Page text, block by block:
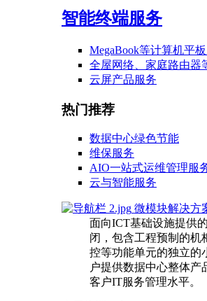
智能终端服务
MegaBook等计算机平
全屋网络、家庭路由器
云屏产品服务
热门推荐
数据中心绿色节能
维保服务
AIO一站式运维管理服
云与智能服务
微模块解决方
面向ICT基础设施提供
闭，包含工程预制的机
控等功能单元的独立的
户提供数据中心整体产
客户IT服务管理水平。